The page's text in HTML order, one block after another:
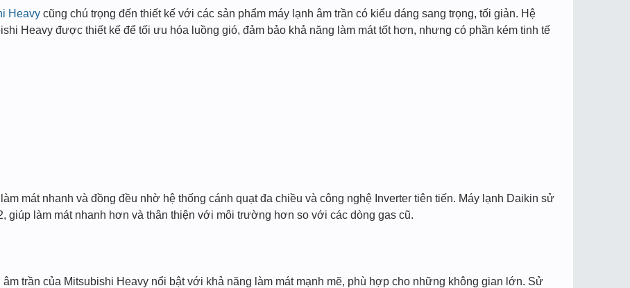
Heavy cũng chú trọng đến thiết kế với các sản phẩm máy lạnh âm trần có kiểu dáng sang trọng, tối giản. Hệ
Heavy được thiết kế để tối ưu hóa luồng gió, đảm bảo khả năng làm mát tốt hơn, nhưng có phần kém tinh tế
mát nhanh và đồng đều nhờ hệ thống cánh quạt đa chiều và công nghệ Inverter tiên tiến. Máy lạnh Daikin sử
giúp làm mát nhanh hơn và thân thiện với môi trường hơn so với các dòng gas cũ.
âm trần của Mitsubishi Heavy nổi bật với khả năng làm mát mạnh mẽ, phù hợp cho những không gian lớn. Sử